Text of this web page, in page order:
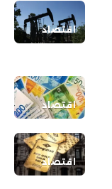
اقتصاد
اقتصاد
اقتصاد